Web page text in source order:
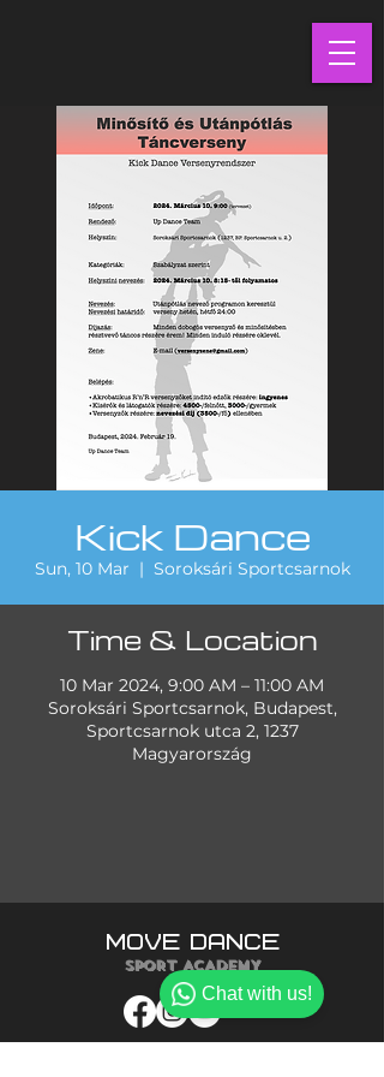
Kick Dance
Sun, 10 Mar
  |
Soroksári Sportcsarnok
Time & Location
10 Mar 2024, 9:00 AM – 11:00 AM
Soroksári Sportcsarnok, Budapest,
Sportcsarnok utca 2, 1237
Magyarország
MOVE DANCE
SPORT ACADEMY
Chat with us!